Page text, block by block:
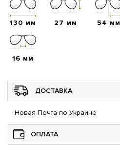
130 мм 27 мм 54 мм
16 мм
ДОСТАВКА
Новая Почта по Украине
ОПЛАТА